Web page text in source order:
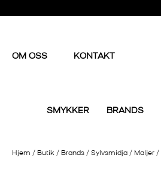
OM OSS KONTAKT
SMYKKER BRANDS
Hjem / Butik / Brands / Sylvsmidja / Maljer /